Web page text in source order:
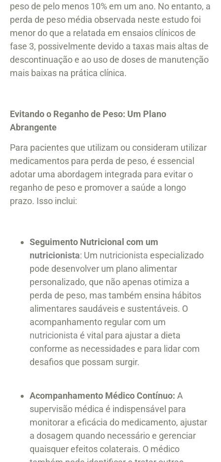
peso de pelo menos 10% em um ano. No entanto, a
perda de peso média observada neste estudo foi
menor do que a relatada em ensaios clínicos de
fase 3, possivelmente devido a taxas mais altas de
descontinuação e ao uso de doses de manutenção
mais baixas na prática clínica.
Evitando o Reganho de Peso: Um Plano
Abrangente
Para pacientes que utilizam ou consideram utilizar
medicamentos para perda de peso, é essencial
adotar uma abordagem integrada para evitar o
reganho de peso e promover a saúde a longo
prazo. Isso inclui:
Seguimento Nutricional com um
nutricionista: Um nutricionista especializado
pode desenvolver um plano alimentar
personalizado, que não apenas otimiza a
perda de peso, mas também ensina hábitos
alimentares saudáveis e sustentáveis. O
acompanhamento regular com um
nutricionista é vital para ajustar a dieta
conforme as necessidades e para lidar com
desafios que possam surgir.
Acompanhamento Médico Contínuo: A
supervisão médica é indispensável para
monitorar a eficácia do medicamento, ajustar
a dosagem quando necessário e gerenciar
quaisquer efeitos colaterais. O médico